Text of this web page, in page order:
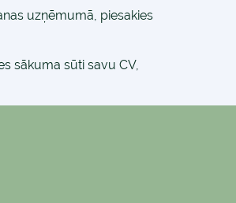
uzņēmumā, piesakies
sākuma sūti savu CV,